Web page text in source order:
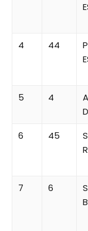
4 44
5 4
6 45
7 6